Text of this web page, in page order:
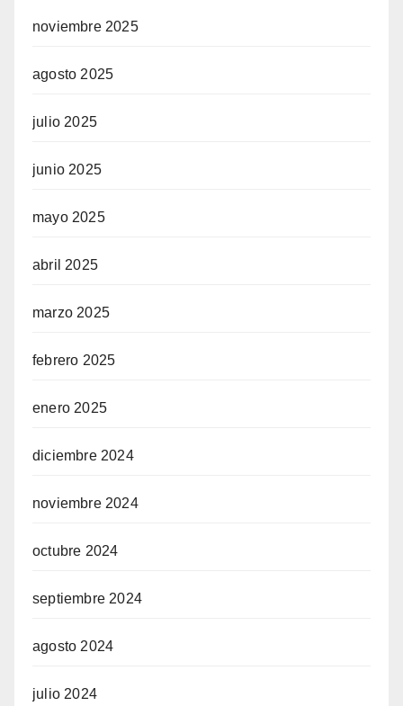
noviembre 2025
agosto 2025
julio 2025
junio 2025
mayo 2025
abril 2025
marzo 2025
febrero 2025
enero 2025
diciembre 2024
noviembre 2024
octubre 2024
septiembre 2024
agosto 2024
julio 2024